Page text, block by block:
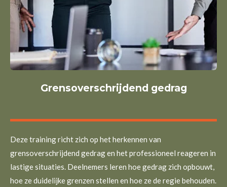
Grensoverschrijdend gedrag
Deze training richt zich op het herkennen van
grensoverschrijdend gedrag en het professioneel reageren in
lastige situaties. Deelnemers leren hoe gedrag zich opbouwt,
hoe ze duidelijke grenzen stellen en hoe ze de regie behouden.